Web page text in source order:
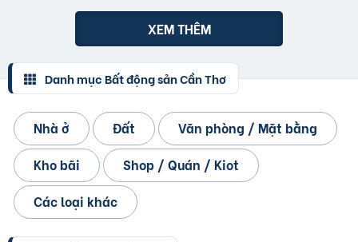
XEM THÊM
Danh mục Bất động sản Cần Thơ
Nhà ở Đất
Văn phòng / Mặt bằng
Kho bãi
Shop / Quán / Kiot
Các loại khác